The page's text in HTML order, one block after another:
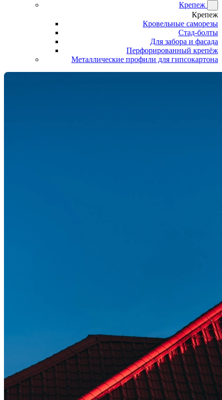
Крепеж
Крепеж
Кровельные саморезы
Стад-болты
Для забора и фасада
Перфорированный крепёж
Металлические профили для гипсокартона